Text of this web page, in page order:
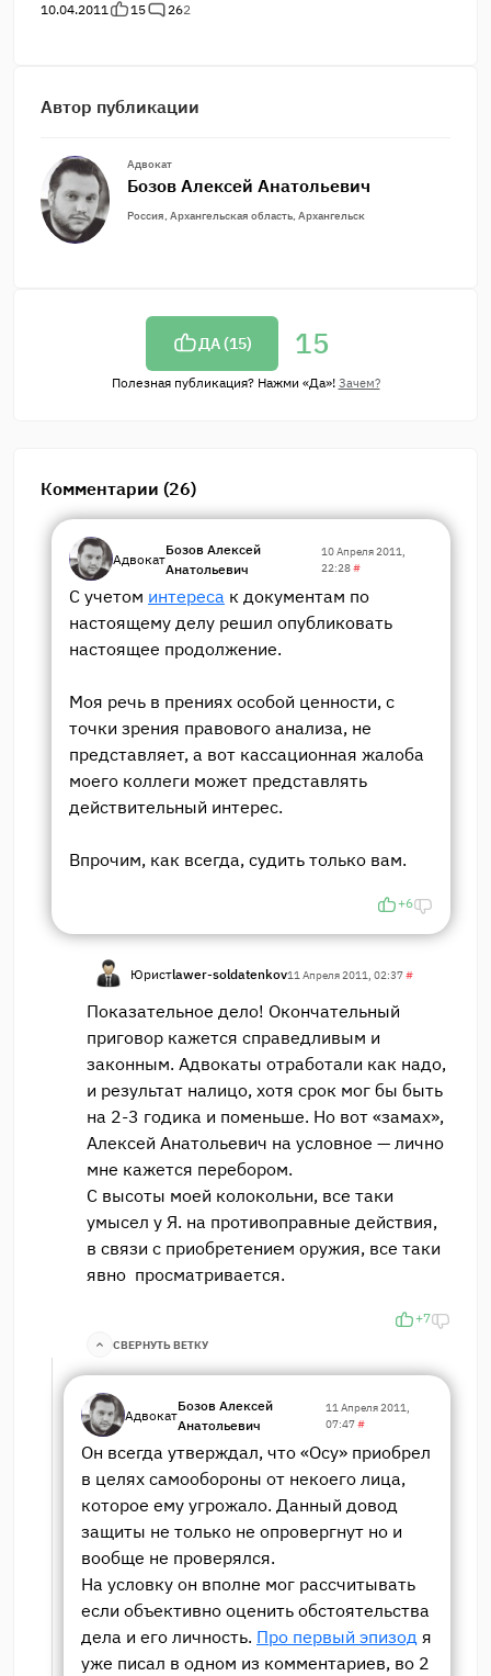
10.04.2011 15 262
Автор публикации
Адвокат
Бозов Алексей Анатольевич
Россия, Архангельская область, Архангельск
ДА (15) 15
Полезная публикация? Нажми «Да»! Зачем?
Комментарии (26)
Адвокат
Бозов Алексей
Анатольевич
10 Апреля 2011,
22:28#
С учетом интереса к документам по
настоящему делу решил опубликовать
настоящее продолжение.
Моя речь в прениях особой ценности, с
точки зрения правового анализа, не
представляет, а вот кассационная жалоба
моего коллеги может представлять
действительный интерес.
Впрочим, как всегда, судить только вам.
+6
Юристlawer-soldatenkov11 Апреля 2011, 02:37#
Показательное дело! Окончательный
приговор кажется справедливым и
законным. Адвокаты отработали как надо,
и результат налицо, хотя срок мог бы быть
на 2-3 годика и поменьше. Но вот «замах»,
Алексей Анатольевич на условное — лично
мне кажется перебором.
С высоты моей колокольни, все таки
умысел у Я. на противоправные действия,
в связи с приобретением оружия, все таки
явно просматривается.
+7
СВЕРНУТЬ ВЕТКУ
Адвокат
Бозов Алексей
Анатольевич
11 Апреля 2011,
07:47#
Он всегда утверждал, что «Осу» приобрел
в целях самообороны от некоего лица,
которое ему угрожало. Данный довод
защиты не только не опровергнут но и
вообще не проверялся.
На условку он вполне мог рассчитывать
если объективно оценить обстоятельства
дела и его личность. Про первый эпизод я
уже писал в одном из комментариев, во 2